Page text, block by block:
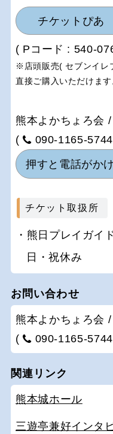
チケットぴあ
( Pコード : 540-
※店頭販売( セブンイレ
直接ご購入いただけま
熊本よかちょろ会 /
(
090-1165-
押すと電話がか
チケット取扱所
熊日プレイガイ
日・祝休み
お問い合わせ
熊本よかちょろ会 /
(
090-1165-
関連リンク
熊本城ホール
三遊亭兼好インタ